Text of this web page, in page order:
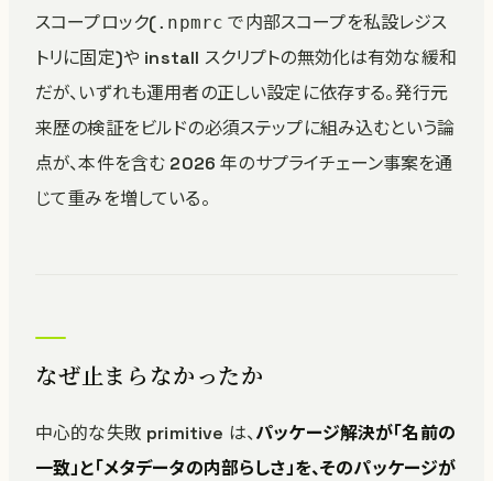
スコープロック(.npmrc で内部スコープを私設レジス
トリに固定)や install スクリプトの無効化は有効な緩和
だが、いずれも運用者の正しい設定に依存する。発行元
来歴の検証をビルドの必須ステップに組み込むという論
点が、本件を含む 2026 年のサプライチェーン事案を通
じて重みを増している。
なぜ止まらなかったか
中心的な失敗 primitive は、パッケージ解決が「名前の
一致」と「メタデータの内部らしさ」を、そのパッケージが